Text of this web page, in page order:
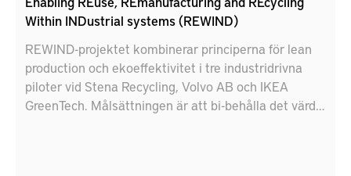
Within INDustrial systems (REWIND)
REWIND-projektet kombinerar principerna för lean
production och ekoeffektivitet i tre industridrivna
piloter vid Stena Recycling, Volvo AB och IKEA
GreenTech. Målsättningen är att bi-behålla det värde